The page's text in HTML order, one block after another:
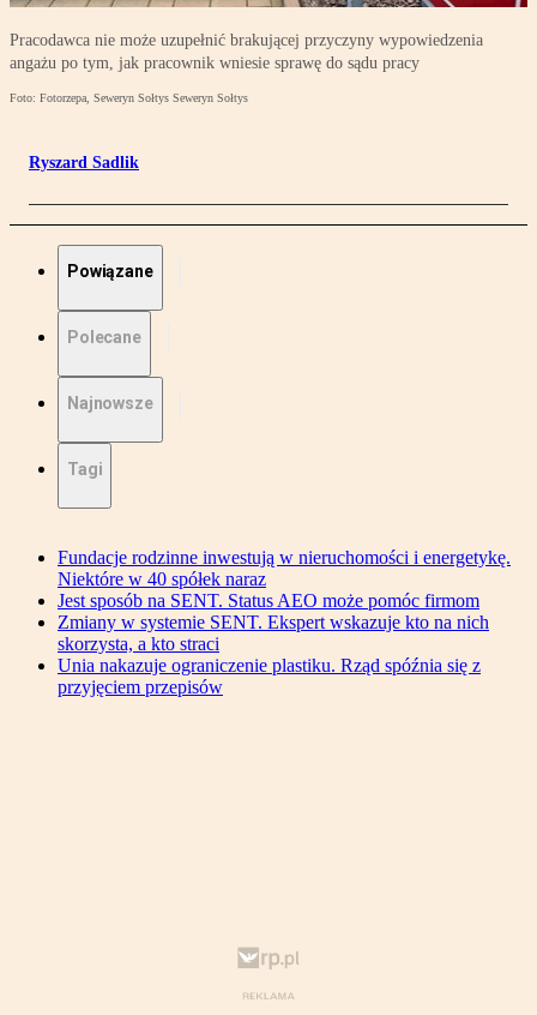
Pracodawca nie może uzupełnić brakującej przyczyny wypowiedzenia
angażu po tym, jak pracownik wniesie sprawę do sądu pracy
Foto: Fotorzepa, Seweryn Sołtys Seweryn Sołtys
Ryszard Sadlik
Powiązane
Polecane
Najnowsze
Tagi
Fundacje rodzinne inwestują w nieruchomości i energetykę.
Niektóre w 40 spółek naraz
Jest sposób na SENT. Status AEO może pomóc firmom
Zmiany w systemie SENT. Ekspert wskazuje kto na nich
skorzysta, a kto straci
Unia nakazuje ograniczenie plastiku. Rząd spóźnia się z
przyjęciem przepisów